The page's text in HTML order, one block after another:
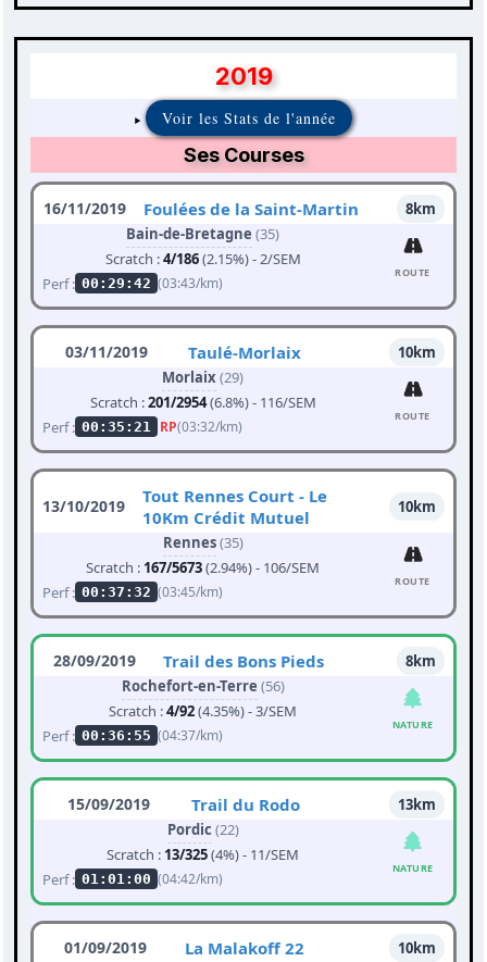
2019
Voir les Stats de l'année
Ses Courses
16/11/2019 Foulées de la Saint-Martin
8km
Bain-de-Bretagne (35)
Scratch :4/186(2.15%) - 2/SEM
Perf : 00:29:42 (03:43/km)
ROUTE
03/11/2019 Taulé-Morlaix
10km
Morlaix(29)
Scratch :201/2954(6.8%) - 116/SEM
Perf : 00:35:21 RP(03:32/km)
ROUTE
13/10/2019
Tout Rennes Court - Le
10Km Crédit Mutuel
10km
Rennes(35)
Scratch : 167/5673(2.94%) - 106/SEM
Perf : 00:37:32 (03:45/km)
ROUTE
28/09/2019 Trail des Bons Pieds
8km
Rochefort-en-Terre (56)
Scratch :4/92(4.35%) - 3/SEM
Perf : 00:36:55 (04:37/km)
NATURE
15/09/2019 Trail du Rodo
13km
Pordic (22)
Scratch : 13/325(4%) - 11/SEM
Perf : 01:01:00 (04:42/km)
NATURE
01/09/2019 La Malakoff 22
10km